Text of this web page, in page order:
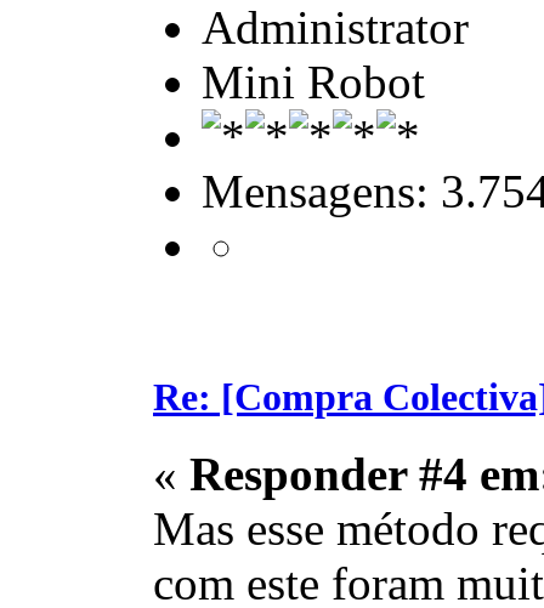
Administrator
Mini Robot
Mensagens:
Re: [Compra
« Responder #4
Mas esse método
com este foram